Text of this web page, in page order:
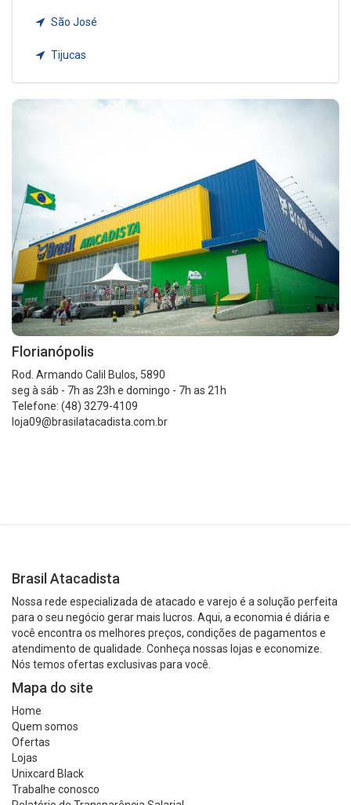
São José
Tijucas
Florianópolis
Rod. Armando Calil Bulos, 5890
seg à sáb - 7h as 23h e domingo - 7h as 21h
Telefone: (48) 3279-4109
loja09@brasilatacadista.com.br
Brasil Atacadista
Nossa rede especializada de atacado e varejo é a solução perfeita
para o seu negócio gerar mais lucros. Aqui, a economia é diária e
você encontra os melhores preços, condições de pagamentos e
atendimento de qualidade. Conheça nossas lojas e economize.
Nós temos ofertas exclusivas para você.
Mapa do site
Home
Quem somos
Ofertas
Lojas
Unixcard Black
Trabalhe conosco